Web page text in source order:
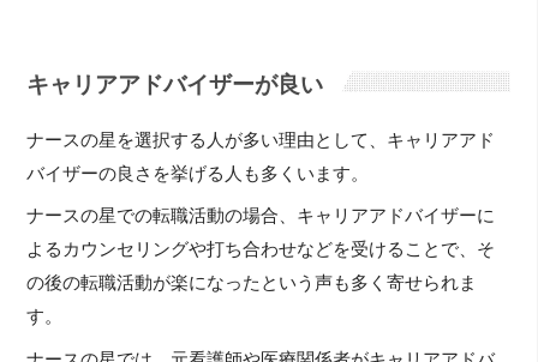
キャリアアドバイザーが良い
ナースの星を選択する人が多い理由として、キャリアアド
バイザーの良さを挙げる人も多くいます。
ナースの星での転職活動の場合、キャリアアドバイザーに
よるカウンセリングや打ち合わせなどを受けることで、そ
の後の転職活動が楽になったという声も多く寄せられま
す。